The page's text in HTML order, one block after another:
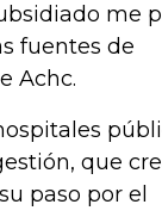
me
fuentes de
Achc.
que
paso por el